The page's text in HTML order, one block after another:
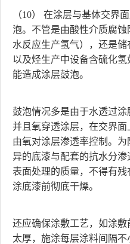
（10） 在涂层与基体交界
泡。不管是由酸性介质腐
水反应生产氢气），还是
以及烃生产中设备含硫化
能造成涂层鼓泡。
鼓泡情况多是由于水透过涂
并且氧穿透涂层，在交界
由氧对涂层渗透率控制。
异的底漆与配套的抗水分
表面处理的质量，不得有
涂底漆前彻底干燥。
还应确保涂敷工艺，如涂
太厚，施涂每层涂料间隔